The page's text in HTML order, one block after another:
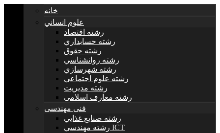
خانه
علوم انساني
رشته اقتصاد
رشته حسابداري
رشته حقوق
رشته روانشناسي
رشته شهرسازي
رشته علوم اجتماعي
رشته مديريت
رشته معارف اسلامی
فنی مهندسی
رشته صنايع غذايي
رشته مهندسي ICT